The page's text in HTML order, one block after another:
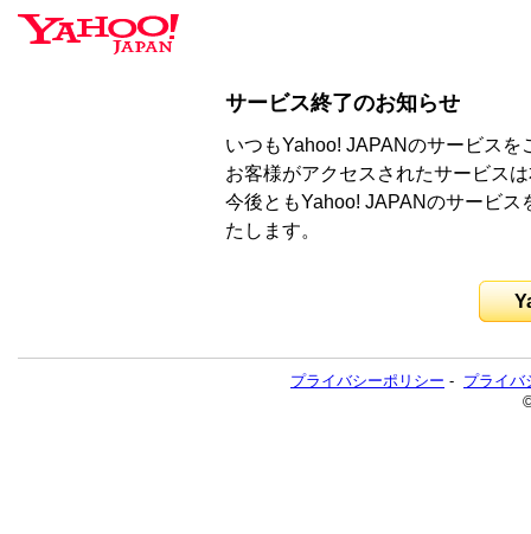
サービス終了のお知らせ
いつもYahoo! JAPANのサービス
お客様がアクセスされたサービス
今後ともYahoo! JAPANのサービ
たします。
プライバシーポリシー - プライバ